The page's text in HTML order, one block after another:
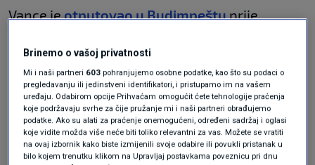
Vance jeotputovao u Budimpeštuprije
kako bi prikupio potporu za desničarskog
populističkog vođu koji je bio na vlasti 16
godina. Međutim, stranka desnoga centra
Tisza, koju predvodiPeter Magyar– bivši
Orbanov saveznik – pobijedila je s jasnom
Brinemo o vašoj privatnosti
Mi i naši partneri 603 pohranjujemo osobne podatke, kao što su podaci o
pregledavanju ili jedinstveni identifikatori, i pristupamo im na vašem
uređaju. Odabirom opcije Prihvaćam omogućit ćete tehnologije praćenja
koje podržavaju svrhe za čije pružanje mi i naši partneri obrađujemo
podatke. Ako su alati za praćenje onemogućeni, određeni sadržaj i oglasi
koje vidite možda više neće biti toliko relevantni za vas. Možete se vratiti
na ovaj izbornik kako biste izmijenili svoje odabire ili povukli pristanak u
bilo kojem trenutku klikom na Upravljaj postavkama poveznicu pri dnu